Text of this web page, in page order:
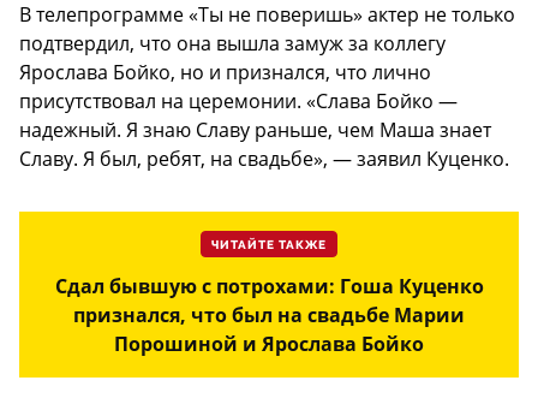
В телепрограмме «Ты не поверишь» актер не только
подтвердил, что она вышла замуж за коллегу
Ярослава Бойко, но и признался, что лично
присутствовал на церемонии. «Слава Бойко —
надежный. Я знаю Славу раньше, чем Маша знает
Славу. Я был, ребят, на свадьбе», — заявил Куценко.
ЧИТАЙТЕ ТАКЖЕ
Сдал бывшую с потрохами: Гоша Куценко
признался, что был на свадьбе Марии
Порошиной и Ярослава Бойко